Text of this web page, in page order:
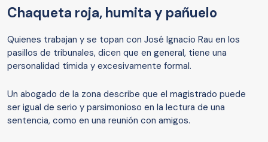
Chaqueta roja, humita y pañuelo
Quienes trabajan y se topan con José Ignacio Rau en los
pasillos de tribunales, dicen que en general, tiene una
personalidad tímida y excesivamente formal.
Un abogado de la zona describe que el magistrado puede
ser igual de serio y parsimonioso en la lectura de una
sentencia, como en una reunión con amigos.